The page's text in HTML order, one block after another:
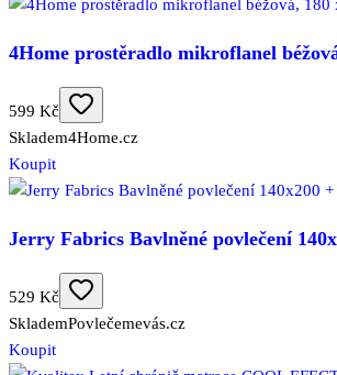
4Home prostěradlo mikroflanel
599 Kč
Skladem4Home.cz
Koupit
Jerry Fabrics Bavlněné povlečení
529 Kč
SklademPovlečemevás.cz
Koupit